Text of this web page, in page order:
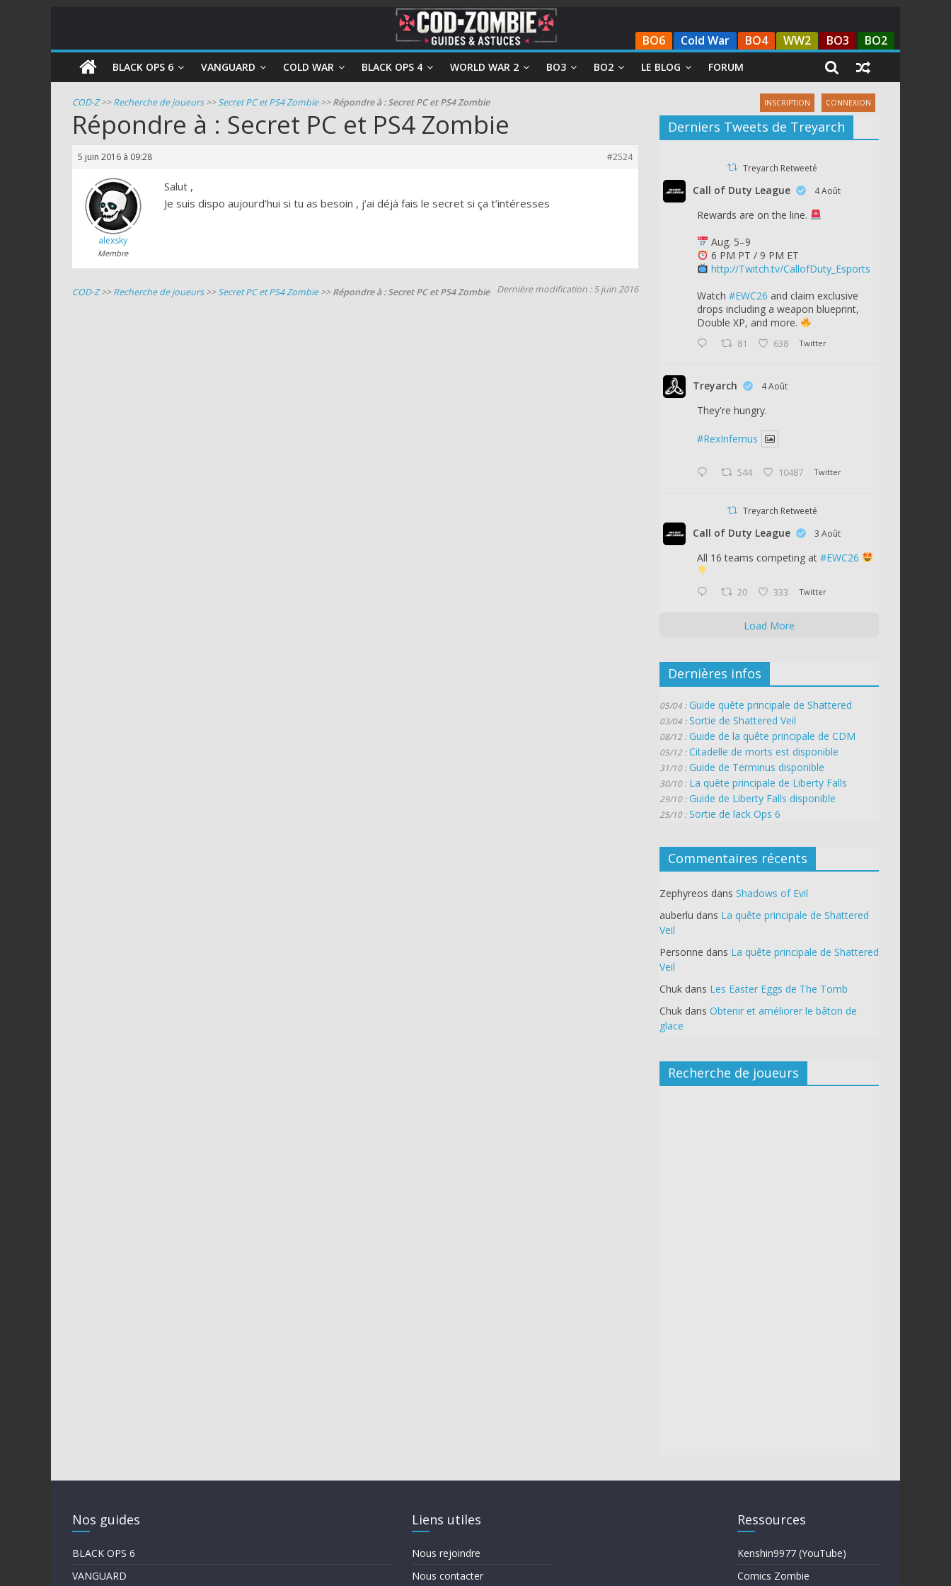
COD
Zombie
Guides
astuces
pour
mode
zombie
Call
BO6 Cold War BO4 WW2 BO3 BO2
BLACK OPS 6 VANGUARD COLD WAR BLACK OPS 4 WORLD WAR 2 BO3 BO2 LE BLOG FORUM
INSCRIPTION CONNEXION
COD-Z>>Recherche de joueurs>>Secret PC et PS4 Zombie>>Répondre à : Secret PC et PS4 Zombie
Répondre à : Secret PC et PS4 Zombie
5 juin 2016 à 09:28 #2524
alexsky
Membre
Salut ,
Je suis dispo aujourd’hui si tu as besoin , j’ai déjà fais le secret si ça t’intéresses
Dernière modification : 5 juin 2016
COD-Z>>Recherche de joueurs>>Secret PC et PS4 Zombie>>Répondre à : Secret PC et PS4 Zombie
Derniers Tweets de Treyarch
Treyarch Retweeté
Call of Duty League 4 Août
Rewards are on the line.
Aug. 5–9
6 PM PT / 9 PM ET
http://Twitch.tv/CallofDuty_Esports
Watch #EWC26 and claim exclusive
drops including a weapon blueprint,
Double XP, and more.
81 638 Twitter
Treyarch 4 Août
They're hungry.
#RexInfernus
544 10487 Twitter
Treyarch Retweeté
Call of Duty League 3 Août
All 16 teams competing at #EWC26
20 333 Twitter
Load More
Dernières infos
05/04 : Guide quête principale de Shattered
03/04 : Sortie de Shattered Veil
08/12 : Guide de la quête principale de CDM
05/12 : Citadelle de morts est disponible
31/10 : Guide de Terminus disponible
30/10 : La quête principale de Liberty Falls
29/10 : Guide de Liberty Falls disponible
25/10 : Sortie de lack Ops 6
Commentaires récents
Zephyreos dans Shadows of Evil
auberlu dans La quête principale de Shattered
Veil
Personne dans La quête principale de Shattered
Veil
Chuk dans Les Easter Eggs de The Tomb
Chuk dans Obtenir et améliorer le bâton de
glace
Recherche de joueurs
Nos guides
BLACK OPS 6
VANGUARD
Liens utiles
Nous rejoindre
Nous contacter
Ressources
Kenshin9977 (YouTube)
Comics Zombie